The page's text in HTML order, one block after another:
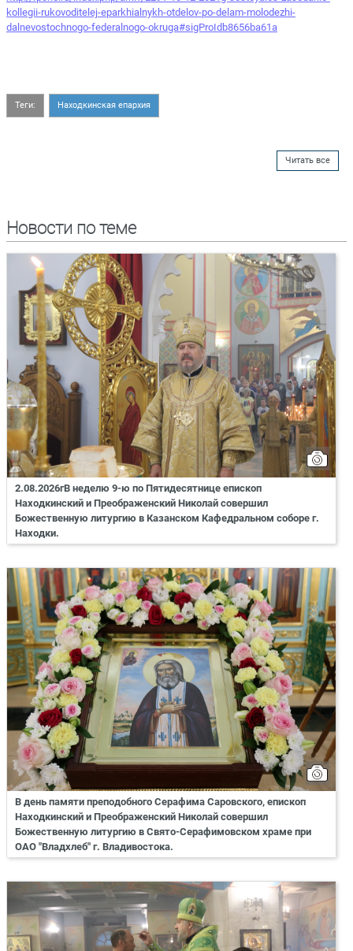
kollegii-rukovoditelej-eparkhialnykh-otdelov-po-delam-molodezhi-
dalnevostochnogo-federalnogo-okruga#sigProIdb8656ba61a
Теги: Находкинская епархия
Читать все
Новости по теме
2.08.2026гВ неделю 9-ю по Пятидесятнице епископ
Находкинский и Преображенский Николай совершил
Божественную литургию в Казанском Кафедральном соборе г.
Находки.
В день памяти преподобного Серафима Саровского, епископ
Находкинский и Преображенский Николай совершил
Божественную литургию в Свято-Серафимовском храме при
ОАО "Владхлеб" г. Владивостока.